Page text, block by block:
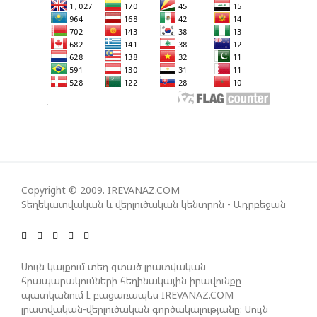
ՀԱՅԱՑՔ ՀԱՅԱՍՏԱՆԻՑ. ՈՐՔԱ՞Ն ԲԱՐՁՐ ԵՆ TRIPP-Ի
ԿՅԱՆՔԻ ԿՈՉՄԱՆ ՇԱՆՍԵՐՆ ԱՅՍ ՊԱՀԻՆ
ՀԱՊԿ-Ի ՄԱՍՆԱԿՑՈՒԹՅՈՒՆԸ ՂԱՐԱԲԱՂՅԱՆ
ԳՈՐԾՈՒՆԵՈՒԹՅՈՒՆ ԱԴՐԲԵՋԱՆՈՒՄ ԱՆՕՐԻՆԱԿԱՆ
Է ՃԱՆԱՉՎԵԼ
ՄԱԼԴԻՎՑԻ ԳՈՐԾԸՆԿԵՐ ՄՈՀԱՄՄԵԴ ՄՈՒԻԶԱՅԻՆ.
«ՄԵՆՔ ԳՈՀ ԵՆՔ ԱԴՐԲԵՋԱՆԻ ԵՎ ՄԱԼԴԻՎՆԵՐԻ
ՄԻՋԵՎ ՀԱՐԱԲԵՐՈՒԹՅՈՒՆՆԵՐԻ ԴԻՆԱՄԻԿ
Copyright © 2009. IREVANAZ.COM
Տեղեկատվական և վերլուծական կենտրոն - Ադրբեջան
Սույն կայքում տեղ գտած լրատվական
հրապարակումների հեղինակային իրավունքը
պատկանում է բացառապես IREVANAZ.COM
լրատվական-վերլուծական գործակալությանը։ Սույն